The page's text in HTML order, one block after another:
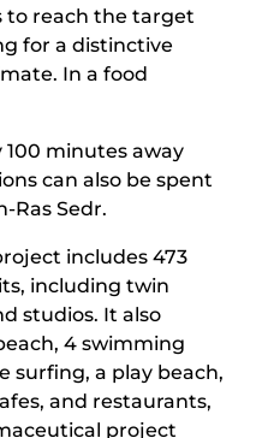
to reach the target
for a distinctive
In a food
100 minutes away
can also be spent
Ras Sedr.
includes 473
including twin
studios. It also
4 swimming
surfing, a play beach,
and restaurants,
project